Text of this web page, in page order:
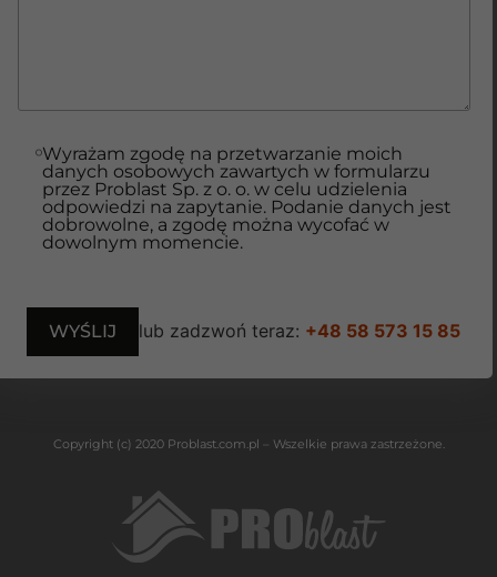
Wyrażam zgodę na przetwarzanie moich
danych osobowych zawartych w formularzu
przez Problast Sp. z o. o. w celu udzielenia
odpowiedzi na zapytanie. Podanie danych jest
dobrowolne, a zgodę można wycofać w
dowolnym momencie.
lub zadzwoń teraz: +48 58 573 15 85
Copyright (c) 2020 Problast.com.pl – Wszelkie prawa zastrzeżone.